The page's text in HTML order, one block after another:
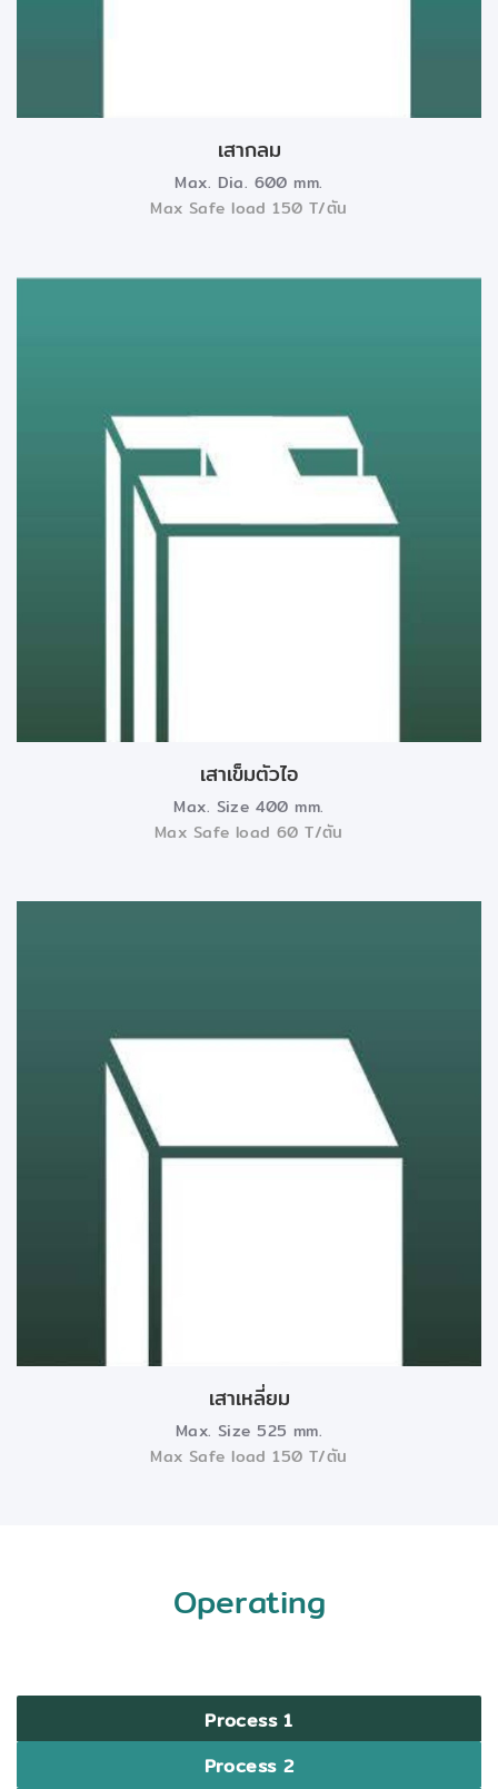
เสากลม
Max. Dia. 600 mm.
Max Safe load 150 T/ตัน
เสาเข็มตัวไอ
Max. Size 400 mm.
Max Safe load 60 T/ตัน
เสาเหลี่ยม
Max. Size 525 mm.
Max Safe load 150 T/ตัน
Operating
Process 1
Process 2